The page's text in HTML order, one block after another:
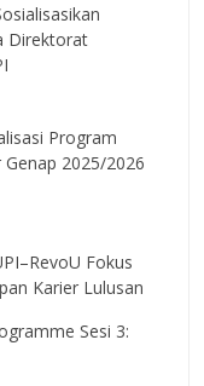
Direktorat
Program
2025/2026
Fokus
Karier Lulusan
Sesi 3: